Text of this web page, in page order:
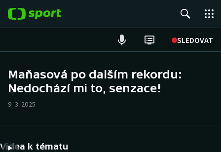
SLEDOVAT
Hokej
Maňasová po dalším rekordu:
Nedochází mi to, senzace!
9. 3. 2025
Videa k tématu